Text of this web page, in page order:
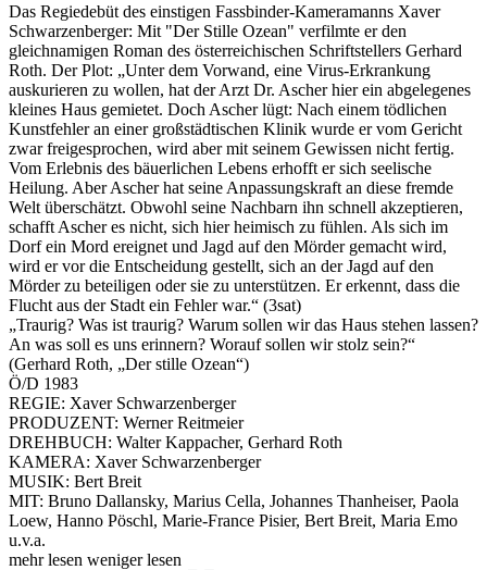
Das Regiedebüt des einstigen Fassbinder-Kameramanns Xaver
Schwarzenberger: Mit "Der Stille Ozean" verfilmte er den
gleichnamigen Roman des österreichischen Schriftstellers Gerhard
Roth. Der Plot: „Unter dem Vorwand, eine Virus-Erkrankung
auskurieren zu wollen, hat der Arzt Dr. Ascher hier ein abgelegenes
kleines Haus gemietet. Doch Ascher lügt: Nach einem tödlichen
Kunstfehler an einer großstädtischen Klinik wurde er vom Gericht
zwar freigesprochen, wird aber mit seinem Gewissen nicht fertig.
Vom Erlebnis des bäuerlichen Lebens erhofft er sich seelische
Heilung. Aber Ascher hat seine Anpassungskraft an diese fremde
Welt überschätzt. Obwohl seine Nachbarn ihn schnell akzeptieren,
schafft Ascher es nicht, sich hier heimisch zu fühlen. Als sich im
Dorf ein Mord ereignet und Jagd auf den Mörder gemacht wird,
wird er vor die Entscheidung gestellt, sich an der Jagd auf den
Mörder zu beteiligen oder sie zu unterstützen. Er erkennt, dass die
Flucht aus der Stadt ein Fehler war.“ (3sat)
„Traurig? Was ist traurig? Warum sollen wir das Haus stehen lassen?
An was soll es uns erinnern? Worauf sollen wir stolz sein?“
(Gerhard Roth, „Der stille Ozean“)
Ö/D 1983
REGIE: Xaver Schwarzenberger
PRODUZENT: Werner Reitmeier
DREHBUCH: Walter Kappacher, Gerhard Roth
KAMERA: Xaver Schwarzenberger
MUSIK: Bert Breit
MIT: Bruno Dallansky, Marius Cella, Johannes Thanheiser, Paola
Loew, Hanno Pöschl, Marie-France Pisier, Bert Breit, Maria Emo
u.v.a.
mehr lesen weniger lesen